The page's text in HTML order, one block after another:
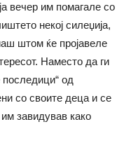
вечер им помагале со
некој силеџија,
штом ќе пројавеле
Наместо да ги
последици“ од
со своите деца и се
завидував како